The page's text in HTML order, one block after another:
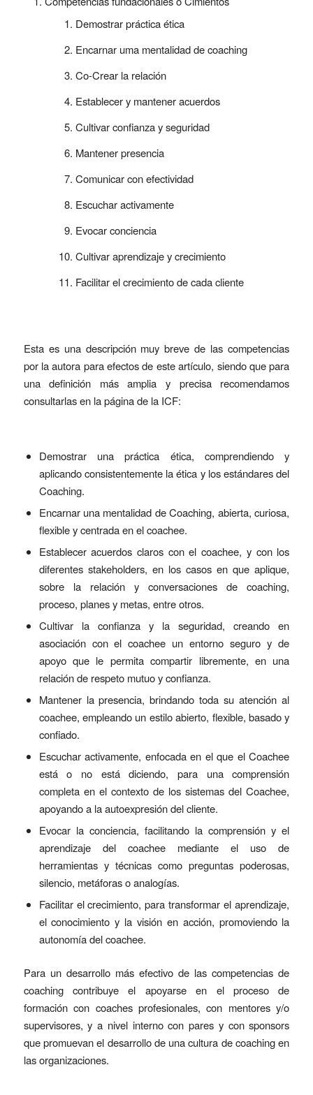
Demostrar práctica ética
Encarnar uma mentalidad de coaching
Co-Crear la relación
Establecer y mantener acuerdos
Cultivar confianza y seguridad
Mantener presencia
Comunicar con efectividad
Escuchar activamente
Evocar conciencia
Cultivar aprendizaje y crecimiento
Facilitar el crecimiento de cada cliente
Esta es una descripción muy breve de las competencias
por la autora para efectos de este artículo, siendo que para
una definición más amplia y precisa recomendamos
consultarlas en la página de la ICF:
Demostrar una práctica ética, comprendiendo y
aplicando consistentemente la ética y los estándares del
Coaching.
Encarnar una mentalidad de Coaching, abierta, curiosa,
flexible y centrada en el coachee.
Establecer acuerdos claros con el coachee, y con los
diferentes stakeholders, en los casos en que aplique,
sobre la relación y conversaciones de coaching,
proceso, planes y metas, entre otros.
Cultivar la confianza y la seguridad, creando en
asociación con el coachee un entorno seguro y de
apoyo que le permita compartir libremente, en una
relación de respeto mutuo y confianza.
Mantener la presencia, brindando toda su atención al
coachee, empleando un estilo abierto, flexible, basado y
confiado.
Escuchar activamente, enfocada en el que el Coachee
está o no está diciendo, para una comprensión
completa en el contexto de los sistemas del Coachee,
apoyando a la autoexpresión del cliente.
Evocar la conciencia, facilitando la comprensión y el
aprendizaje del coachee mediante el uso de
herramientas y técnicas como preguntas poderosas,
silencio, metáforas o analogías.
Facilitar el crecimiento, para transformar el aprendizaje,
el conocimiento y la visión en acción, promoviendo la
autonomía del coachee.
Para un desarrollo más efectivo de las competencias de
coaching contribuye el apoyarse en el proceso de
formación con coaches profesionales, con mentores y/o
supervisores, y a nivel interno con pares y con sponsors
que promuevan el desarrollo de una cultura de coaching en
las organizaciones.